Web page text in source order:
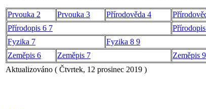
Prvouka 2 Prvouka 3 Přírodověda 4
Přírodopis 6 7
Fyzika 7
Fyzika 8 9
Zeměpis 6
Zeměpis 7
Zeměpis 9
Aktualizováno ( Čtvrtek, 12 prosinec 2019 )